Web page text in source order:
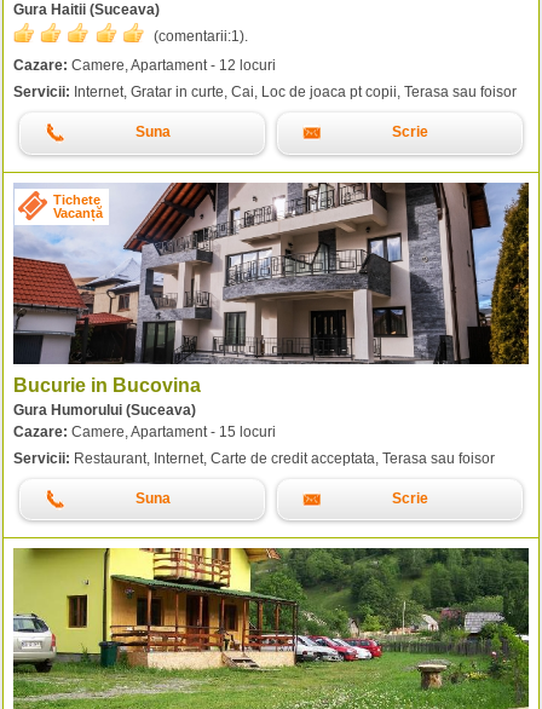
Gura Haitii (Suceava)
(comentarii:1).
Cazare: Camere, Apartament - 12 locuri
Servicii: Internet, Gratar in curte, Cai, Loc de joaca pt copii, Terasa sau foisor
Suna Scrie
Tichete
Vacanță
Bucurie in Bucovina
Gura Humorului (Suceava)
Cazare: Camere, Apartament - 15 locuri
Servicii: Restaurant, Internet, Carte de credit acceptata, Terasa sau foisor
Suna Scrie